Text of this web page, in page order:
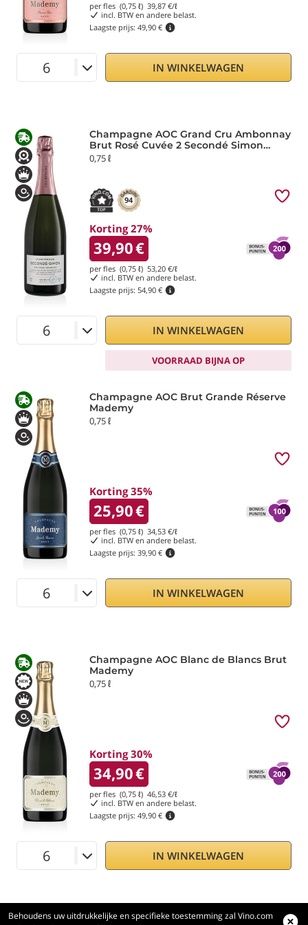
per fles (0,75 ℓ) 39,87 €/ℓ
incl. BTW en andere belast.
Laagste prijs: 49,90 €
IN WINKELWAGEN
Champagne AOC Grand Cru Ambonnay
Brut Rosé Cuvée 2 Secondé Simon
Laurier
0,75 ℓ
94
Korting 27%
39,90€
per fles (0,75 ℓ) 53,20 €/ℓ
incl. BTW en andere belast.
Laagste prijs: 54,90 €
IN WINKELWAGEN
VOORRAAD BIJNA OP
Champagne AOC Brut Grande Réserve
Mademy
0,75 ℓ
Korting 35%
25,90€
per fles (0,75 ℓ) 34,53 €/ℓ
incl. BTW en andere belast.
Laagste prijs: 39,90 €
IN WINKELWAGEN
Champagne AOC Blanc de Blancs Brut
Mademy
0,75 ℓ
Korting 30%
34,90€
per fles (0,75 ℓ) 46,53 €/ℓ
incl. BTW en andere belast.
Laagste prijs: 49,90 €
IN WINKELWAGEN
Behoudens uw uitdrukkelijke en specifieke toestemming zal Vino.com